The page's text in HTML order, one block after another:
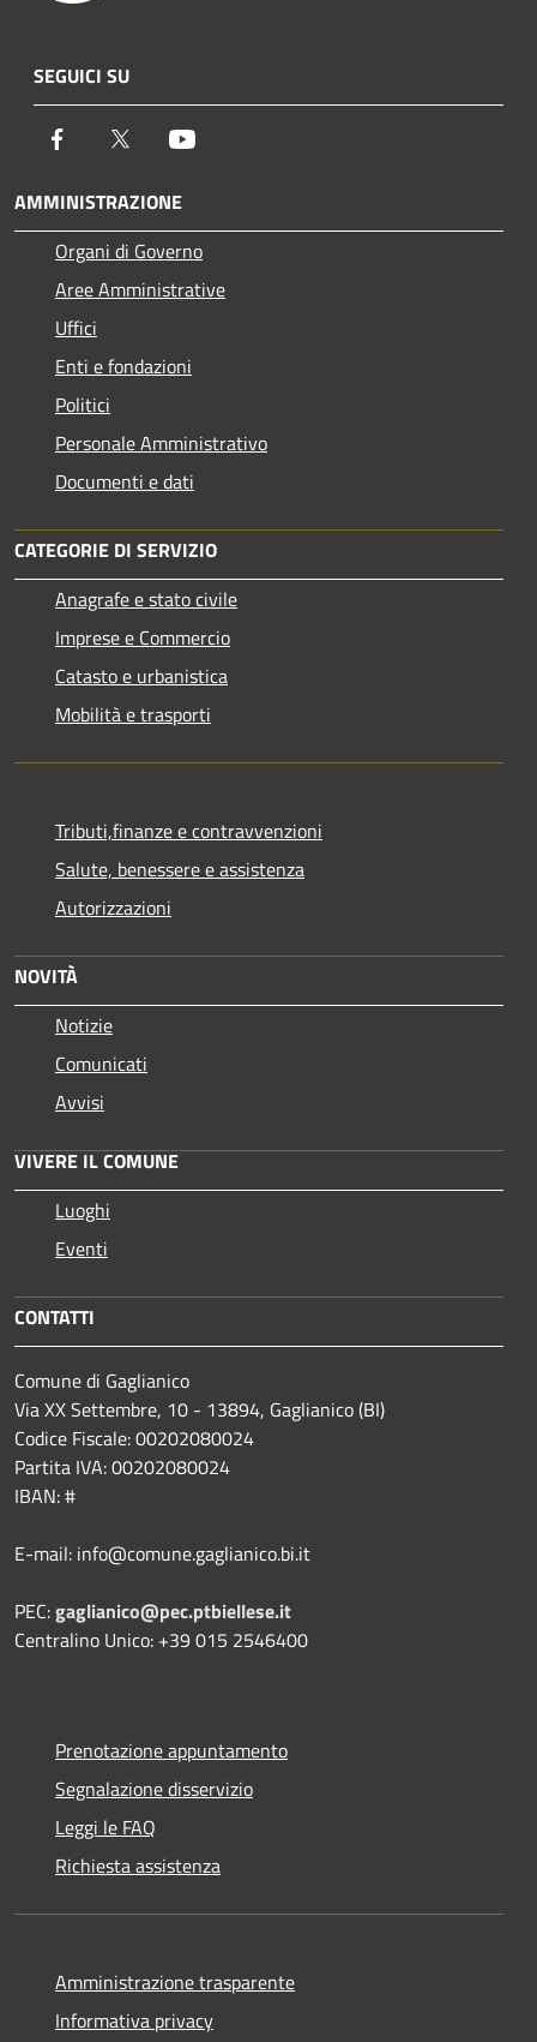
SEGUICI SU
Facebook Twitter
AMMINISTRAZIONE
Organi di Governo
Aree Amministrative
Uffici
Enti e fondazioni
Politici
Personale Amministrativo
Documenti e dati
CATEGORIE DI SERVIZIO
Anagrafe e stato civile
Imprese e Commercio
Catasto e urbanistica
Mobilità e trasporti
Tributi,finanze e contravvenzioni
Salute, benessere e assistenza
Autorizzazioni
NOVITÀ
Notizie
Comunicati
Avvisi
VIVERE IL COMUNE
Luoghi
Eventi
CONTATTI
Comune di Gaglianico
Via XX Settembre, 10 - 13894, Gaglianico (BI)
Codice Fiscale: 00202080024
Partita IVA: 00202080024
IBAN: #
E-mail: info@comune.gaglianico.bi.it
PEC:gaglianico@pec.ptbiellese.it
Centralino Unico: +39 015 2546400
Prenotazione appuntamento
Segnalazione disservizio
Leggi le FAQ
Richiesta assistenza
Amministrazione trasparente
Informativa privacy